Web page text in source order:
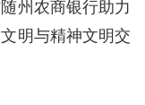
州农商银行助力
明与精神文明交